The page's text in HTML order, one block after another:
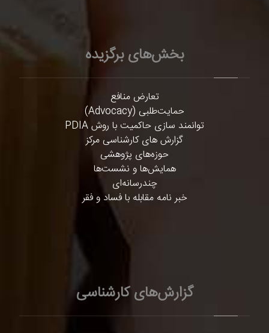
بخش‌های برگزیده
تعارض منافع
حمایت‌طلبی (Advocacy)
توانمند سازی حاکمیت با روش PDIA
گزارش های کارشناسی مرکز
حوزه‌های پژوهشی
همایش‌ها و نشست‌ها
چندرسانه‌ای
خبر نامه مقابله با فساد و فقر
گزارش‌های کارشناسی